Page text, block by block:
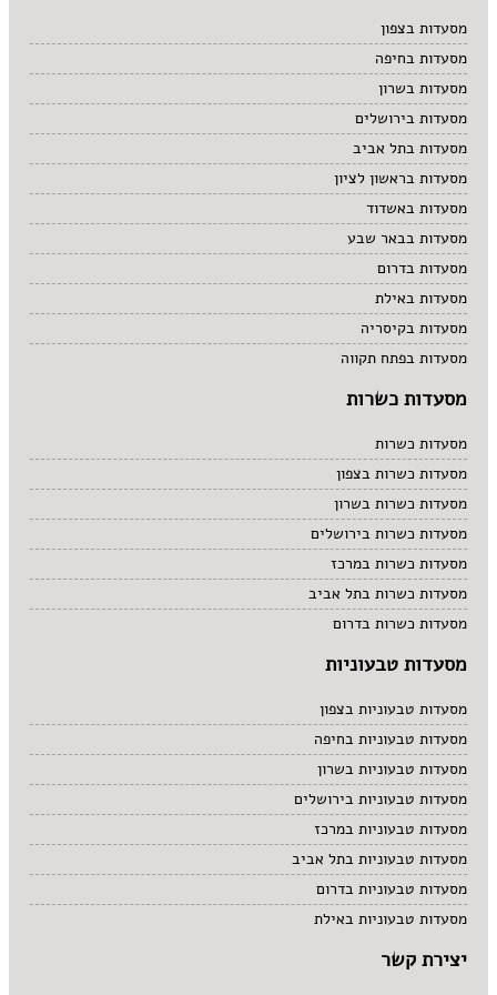
מרקים
מתוקים
סיני
סנדוויץ' בר
פאב
מסעדות בצפון
מסעדות בחיפה
מסעדות בשרון
מסעדות בירושלים
מסעדות בתל אביב
מסעדות בראשון לציון
מסעדות באשדוד
מסעדות בבאר שבע
מסעדות בדרום
מסעדות באילת
מסעדות בקיסריה
מסעדות בפתח תקווה
מסעדות כשרות
מסעדות כשרות
מסעדות כשרות בצפון
מסעדות כשרות בשרון
מסעדות כשרות בירושלים
מסעדות כשרות במרכז
מסעדות כשרות בתל אביב
מסעדות כשרות בדרום
מסעדות טבעוניות
מסעדות טבעוניות בצפון
מסעדות טבעוניות בחיפה
מסעדות טבעוניות בשרון
מסעדות טבעוניות בירושלים
מסעדות טבעוניות במרכז
מסעדות טבעוניות בתל אביב
מסעדות טבעוניות בדרום
מסעדות טבעוניות באילת
יצירת קשר